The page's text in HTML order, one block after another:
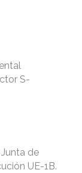
S-
de
UE-1B.